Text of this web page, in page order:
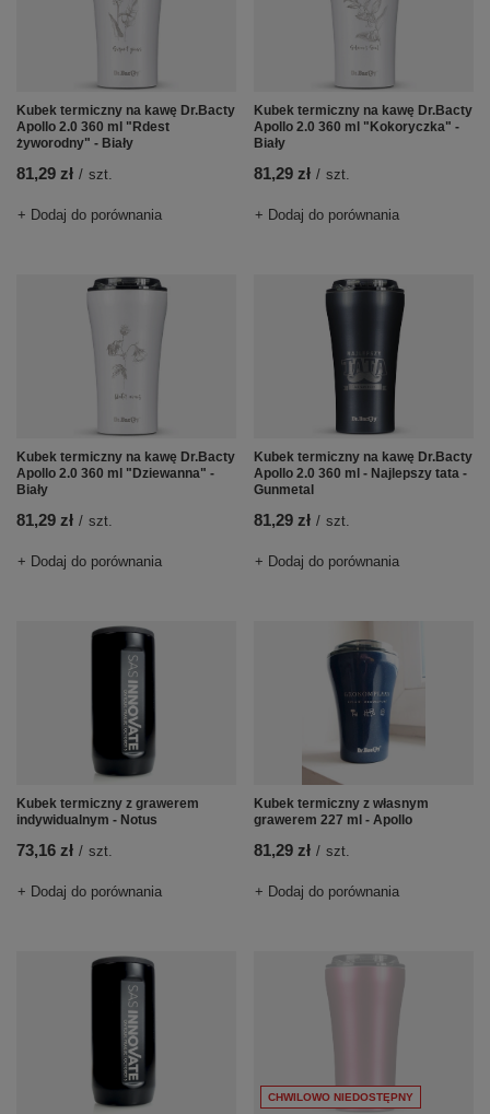
Kubek termiczny na kawę Dr.Bacty
Apollo 2.0 360 ml "Rdest
żyworodny" - Biały
81,29 zł / szt.
+ Dodaj do porównania
Kubek termiczny na kawę Dr.Bacty
Apollo 2.0 360 ml "Kokoryczka" -
Biały
81,29 zł / szt.
+ Dodaj do porównania
Kubek termiczny na kawę Dr.Bacty
Apollo 2.0 360 ml "Dziewanna" -
Biały
81,29 zł / szt.
+ Dodaj do porównania
Kubek termiczny na kawę Dr.Bacty
Apollo 2.0 360 ml - Najlepszy tata -
Gunmetal
81,29 zł / szt.
+ Dodaj do porównania
Kubek termiczny z grawerem
indywidualnym - Notus
73,16 zł / szt.
+ Dodaj do porównania
Kubek termiczny z własnym
grawerem 227 ml - Apollo
81,29 zł / szt.
+ Dodaj do porównania
CHWILOWO NIEDOSTĘPNY